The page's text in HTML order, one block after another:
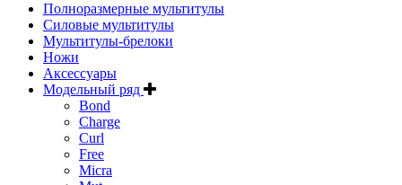
Полноразмерные мультитулы
Силовые мультитулы
Мультитулы-брелоки
Ножи
Аксессуары
Модельный ряд
Bond
Charge
Curl
Free
Micra